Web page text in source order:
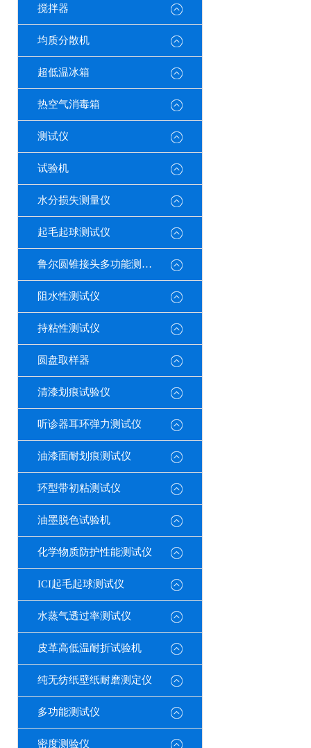
搅拌器
均质分散机
超低温冰箱
热空气消毒箱
测试仪
试验机
水分损失测量仪
起毛起球测试仪
鲁尔圆锥接头多功能测试仪
阻水性测试仪
持粘性测试仪
圆盘取样器
清漆划痕试验仪
听诊器耳环弹力测试仪
油漆面耐划痕测试仪
环型带初粘测试仪
油墨脱色试验机
化学物质防护性能测试仪
ICI起毛起球测试仪
水蒸气透过率测试仪
皮革高低温耐折试验机
纯无纺纸壁纸耐磨测定仪
多功能测试仪
密度测验仪